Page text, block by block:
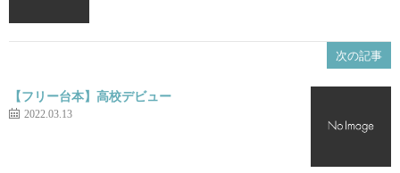
次の記事
【フリー台本】高校デビュー
2022.03.13